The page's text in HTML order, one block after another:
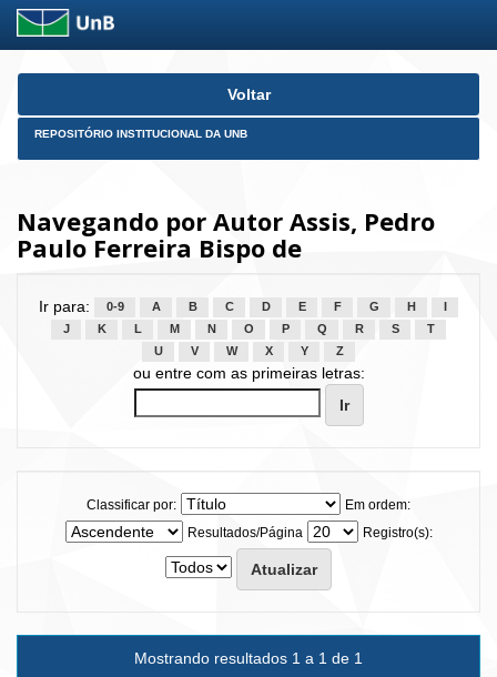
Skip
Voltar
REPOSITÓRIO INSTITUCIONAL DA UNB
Navegando por Autor Assis, Pedro
Paulo Ferreira Bispo de
Ir para: 0-9 A B C D E F G H
J
K L M N O P Q R S
T
U
V W X Y Z
ou entre com as primeiras letras:
Classificar por:
Em ordem:
Resultados/Página
Registro(s):
Mostrando resultados 1 a 1 de 1